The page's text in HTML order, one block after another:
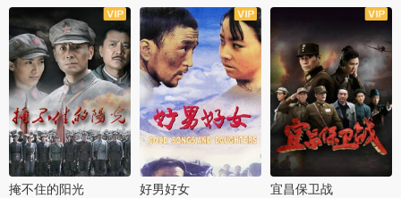
全38集
掩不住的阳光
全9集
好男好女
全35集
宜昌保卫战